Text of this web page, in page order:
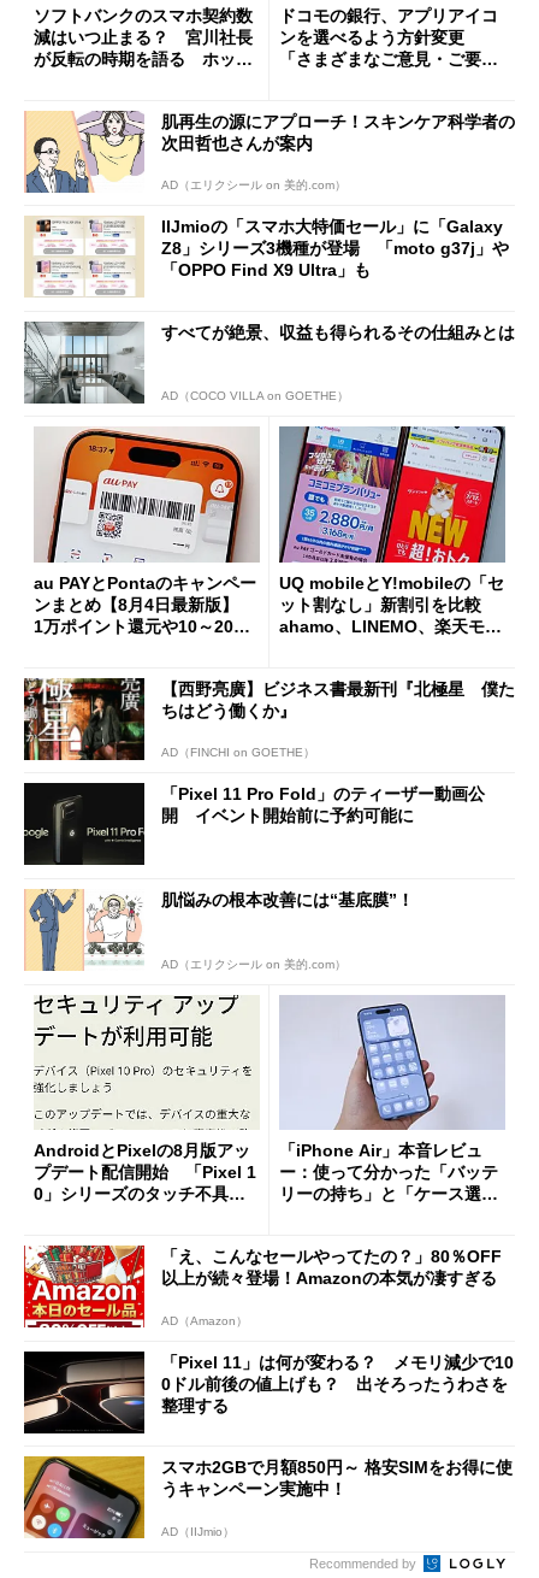
ソフトバンクのスマホ契約数
減はいつ止まる？ 宮川社長
が反転の時期を語る ホッピ
ドコモの銀行、アプリアイコ
ンを選べるよう方針変更
「さまざまなご意見・ご要望
肌再生の源にアプローチ！スキンケア科学者の
次田哲也さんが案内
AD（エリクシール on 美的.com）
IIJmioの「スマホ大特価セール」に「Galaxy
Z8」シリーズ3機種が登場 「moto g37j」や
「OPPO Find X9 Ultra」も
すべてが絶景、収益も得られるその仕組みとは
AD（COCO VILLA on GOETHE）
au PAYとPontaのキャンペー
ンまとめ【8月4日最新版】
1万ポイント還元や10～20％
UQ mobileとY!mobileの「セ
ット割なし」新割引を比較
ahamo、LINEMO、楽天モバ
【西野亮廣】ビジネス書最新刊『北極星 僕た
ちはどう働くか』
AD（FINCHI on GOETHE）
「Pixel 11 Pro Fold」のティーザー動画公
開 イベント開始前に予約可能に
肌悩みの根本改善には“基底膜”！
AD（エリクシール on 美的.com）
AndroidとPixelの8月版アッ
プデート配信開始 「Pixel 1
0」シリーズのタッチ不具合
「iPhone Air」本音レビュ
ー：使って分かった「バッテ
リーの持ち」と「ケース選
「え、こんなセールやってたの？」80％OFF
以上が続々登場！Amazonの本気が凄すぎる
AD（Amazon）
「Pixel 11」は何が変わる？ メモリ減少で10
0ドル前後の値上げも？ 出そろったうわさを
整理する
スマホ2GBで月額850円～ 格安SIMをお得に使
うキャンペーン実施中！
AD（IIJmio）
Recommended by